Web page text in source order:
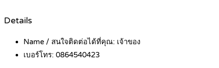
Details
Name / สนใจติดต่อได้ที่คุณ: เจ้าของ
เบอร์โทร: 0864540423